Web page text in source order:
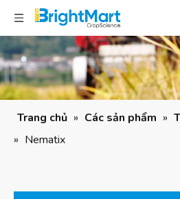
Trang chủ » Các sản phẩm »
» Nematix